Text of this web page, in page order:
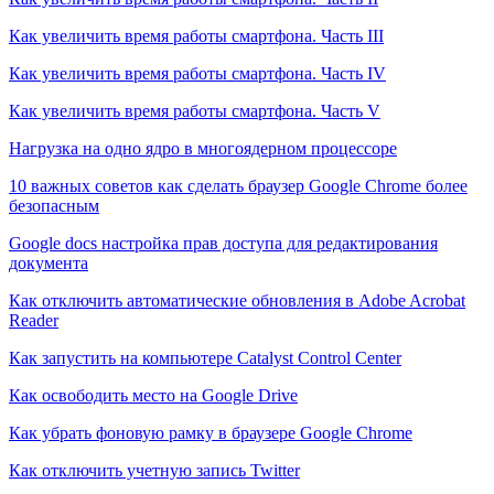
Как увеличить время работы смартфона. Часть III
Как увеличить время работы смартфона. Часть IV
Как увеличить время работы смартфона. Часть V
Нагрузка на одно ядро в многоядерном процессоре
10 важных советов как сделать браузер Google Chrome более
безопасным
Google docs настройка прав доступа для редактирования
документа
Как отключить автоматические обновления в Adobe Acrobat
Reader
Как запустить на компьютере Catalyst Control Center
Как освободить место на Google Drive
Как убрать фоновую рамку в браузере Google Chrome
Как отключить учетную запись Twitter